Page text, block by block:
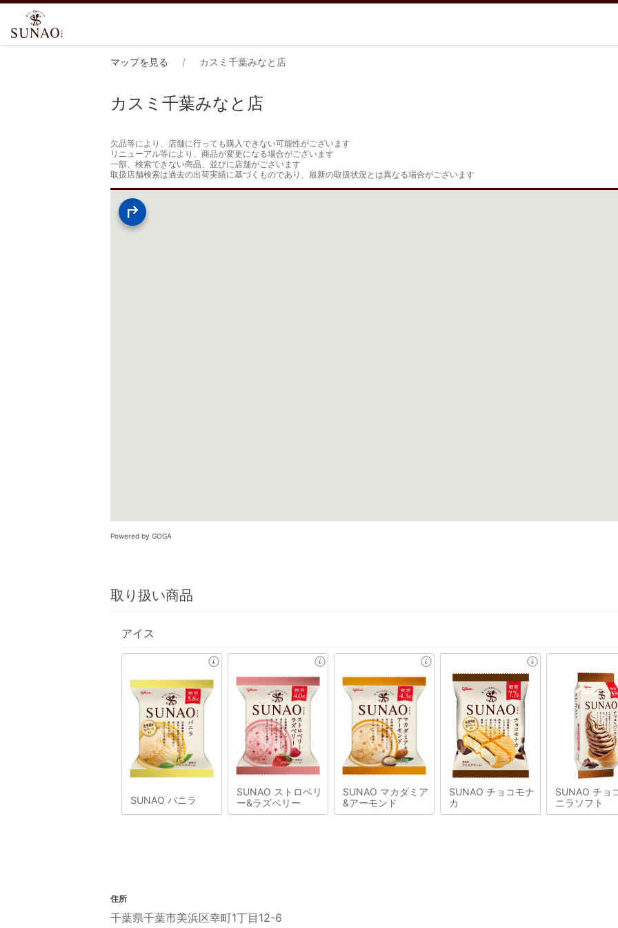
マップを見る カスミ千葉みなと店
カスミ千葉みなと店
欠品等により、店舗に行っても購入できない可能性がございます
リニューアル等により、商品が変更になる場合がございます
一部、検索できない商品、並びに店舗がございます
取扱店舗検索は過去の出荷実績に基づくものであり、最新の取扱状況とは異なる場合がございます
Powered by GOGA
取り扱い商品
アイス
SUNAO バニラ
SUNAO ストロベリ
ー&ラズベリー
SUNAO マカダミア
&アーモンド
SUNAO チョコモナ
カ
SUNAO チョ
ニラソフト
住所
千葉県千葉市美浜区幸町1丁目12-6